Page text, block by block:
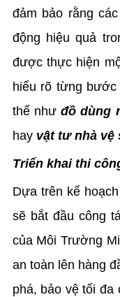
đảm bảo rằng các
động hiệu quả
được thực hiện
hiểu rõ từng
thế nhưđồ dùng
hay vật tư nhà vệ
Triển khai thi
Dựa trên kế
sẽ bắt đầu công
của Môi Trường
an toàn lên hàng
phá, bảo vệ tối đa